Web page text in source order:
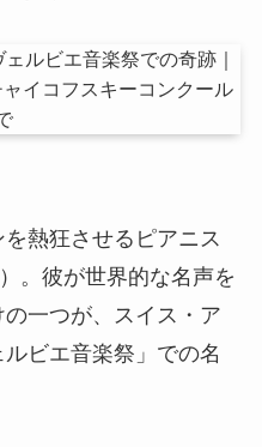
熱狂させるピアニス
。彼が世界的な名声を
一つが、スイス・ア
ビエ音楽祭」での名